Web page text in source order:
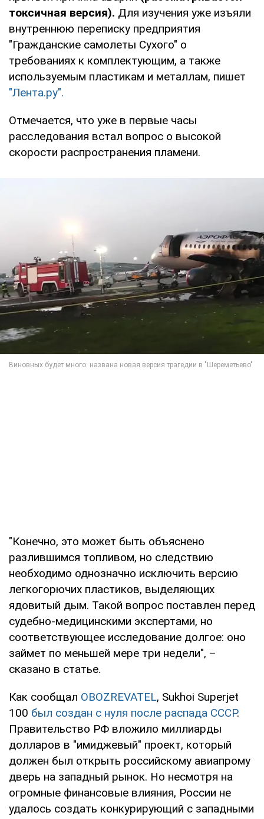
токсичная версия). Для изучения уже изъяли
внутреннюю переписку предприятия
"Гражданские самолеты Сухого" о
требованиях к комплектующим, а также
используемым пластикам и металлам, пишет
"Лента.ру".
Отмечается, что уже в первые часы
расследования встал вопрос о высокой
скорости распространения пламени.
"Конечно, это может быть объяснено
разлившимся топливом, но следствию
необходимо однозначно исключить версию
легкогорючих пластиков, выделяющих
ядовитый дым. Такой вопрос поставлен перед
судебно-медицинскими экспертами, но
соответствующее исследование долгое: оно
займет по меньшей мере три недели", –
сказано в статье.
Как сообщал OBOZREVATEL, Sukhoi Superjet
100 был создан с нуля после распада СССР.
Правительство РФ вложило миллиарды
долларов в "имиджевый" проект, который
должен был открыть российскому авиапрому
дверь на западный рынок. Но несмотря на
огромные финансовые влияния, России не
удалось создать конкурирующий с западными